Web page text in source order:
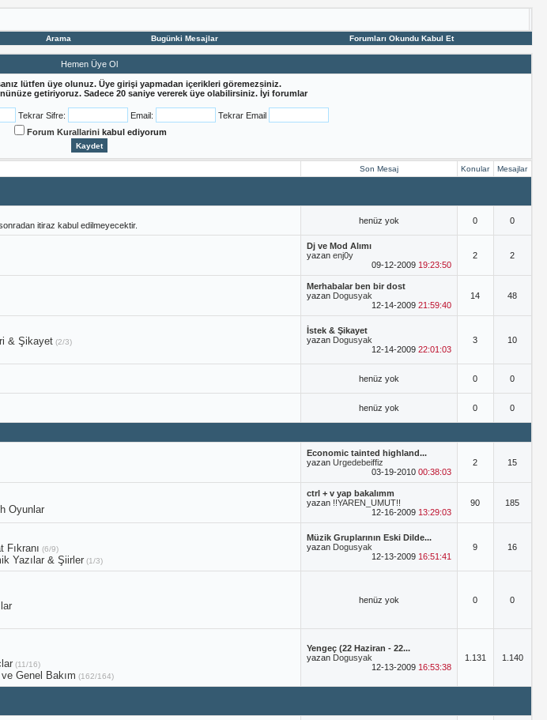
Arama Bugünki Mesajlar Forumları Okundu Kabul Et
Hemen Üye Ol
lütfen üye olunuz. Üye girişi yapmadan içerikleri göremezsiniz.
getiriyoruz. Sadece 20 saniye vererek üye olabilirsiniz. İyi forumlar
Tekrar Sifre: Email:
Tekrar Email
Forum Kurallarinikabul ediyorum
Son Mesaj Konular Mesajlar
itiraz kabul edilmeyecektir.
henüz yok 0 0
Dj ve Mod Alımı
yazan enj0y
09-12-2009 19:23:50
2 2
Merhabalar ben bir dost
yazan Dogusyak
12-14-2009 21:59:40
14 48
& Şikayet(2/3)
İstek & Şikayet
yazan Dogusyak
12-14-2009 22:01:03
3 10
henüz yok 0 0
henüz yok 0 0
Economic tainted highland...
yazan Urgedebeiffiz
03-19-2010 00:38:03
2 15
Oyunlar
ctrl + v yap bakalımm
yazan !!YAREN_UMUT!!
12-16-2009 13:29:03
90 185
Fıkranı (6/9)
Yazılar & Şiirler(1/3)
Müzik Gruplarının Eski Dilde...
yazan Dogusyak
12-13-2009 16:51:41
9 16
henüz yok 0 0
(11/16)
Genel Bakım (162/164)
Yengeç (22 Haziran - 22...
yazan Dogusyak
12-13-2009 16:53:38
1.131 1.140